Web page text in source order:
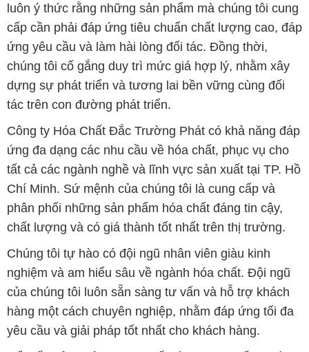
luôn ý thức rằng những sản phẩm mà chúng tôi cung
cấp cần phải đáp ứng tiêu chuẩn chất lượng cao, đáp
ứng yêu cầu và làm hài lòng đối tác. Đồng thời,
chúng tôi cố gắng duy trì mức giá hợp lý, nhằm xây
dựng sự phát triển và tương lai bền vững cùng đối
tác trên con đường phát triển.
Công ty Hóa Chất Đắc Trường Phát có khả năng đáp
ứng đa dạng các nhu cầu về hóa chất, phục vụ cho
tất cả các ngành nghề và lĩnh vực sản xuất tại TP. Hồ
Chí Minh. Sứ mệnh của chúng tôi là cung cấp và
phân phối những sản phẩm hóa chất đáng tin cậy,
chất lượng và có giá thành tốt nhất trên thị trường.
Chúng tôi tự hào có đội ngũ nhân viên giàu kinh
nghiệm và am hiểu sâu về ngành hóa chất. Đội ngũ
của chúng tôi luôn sẵn sàng tư vấn và hỗ trợ khách
hàng một cách chuyên nghiệp, nhằm đáp ứng tối đa
yêu cầu và giải pháp tốt nhất cho khách hàng.